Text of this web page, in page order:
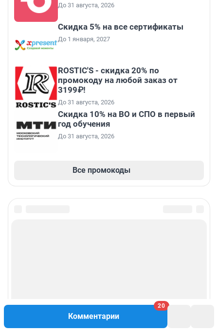
Комментарии
20
До 31 августа, 2026
Скидка 5% на все сертификаты
До 1 января, 2027
ROSTIC'S - скидка 20% по
промокоду на любой заказ от
3199₽!
До 31 августа, 2026
Скидка 10% на ВО и СПО в первый
год обучения
До 31 августа, 2026
Все промокоды